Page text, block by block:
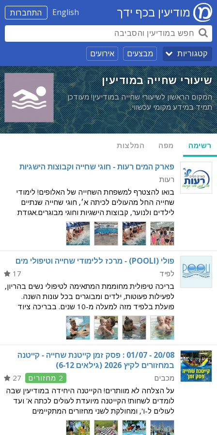
התחברות English מודיעין בכף ידך
קטגוריות מבצעים אירועים
שיעורי שחייה במודיעין
המקום הראשון לשיעורי שחייה במודיעין! מעודכן
תמיד במידע מקומי עכשווי.
רשימה מפה המלצות
פארק המים רעות - חוגי שחייה וקבוצות הישגיות
רעות
בואו להצטרף למשפחת השחייה של האלופים! לימודי
שחייה החל מהעולים לכיתה א׳, חוגי שחייה שנתיים
לילדים ולנוער, קבוצות הישגיות וחוגי מבוגרים.אגודת
מכבי פארק המים רעות היא אחת מהאגודות המובילות
שנה!
פולי (POOLI) - מרכז ללימודי שחייה וטיפולי מים
17
לפיד
בריכה טיפולית מחוממת המתאימה לטיפולי נשים בהריון,
לפעילות פעוטות, ילדים ומבוגרים בכל עונות השנה.
פועלת בלפיד מזה למעלה מ-10 שנים. בבריכה ציוד
חדיש ומגוון לספורט, הפעלת תינוקות ומשחקי מים
לשימוש בחוגים השונים. מגוון החוגים וההפעלות במים
כולל
‭01/07 - 20/08‬ : פסק זמן קייטנת שחייה - קייטנה
במחזורים לקיץ 2026 (גילאים 6-12)
27 2 מחזורים
מכבים
על הצלחה לא מוותרים! הקייטנה היחידה במודיעין שבה
לומדים לשחות! הקייטנה מיועדת לעולים לכתה א' ועד
לעולים ל-ו', ומחולקת לשני מחזורים המתקיימים